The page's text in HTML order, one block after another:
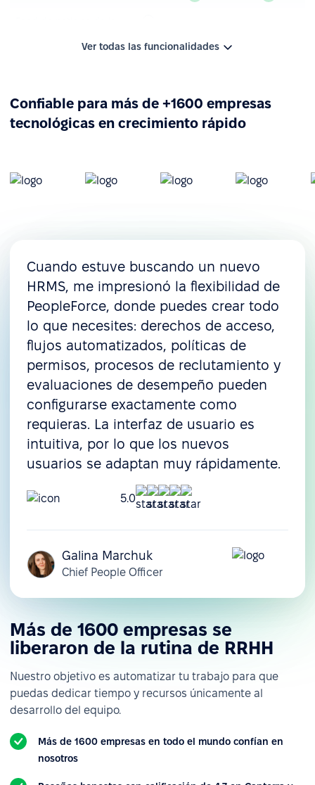
Aplicación móvil
Seguimiento del tiempo
libre
Solicitudes y aprobaciones
Políticas de permisos
personalizadas
Incorporación
Preincorporación (Pre-
boarding)
Onboarding
Desincorporación
Gestión de recursos y operaciones
Gestión de tareas
Gestión de documentos
Plantillas de documentos
Gestión de activos
compensaciones
Personalización
Roles y permisos
Campos de empleado
personalizados
Notificaciones y alertas
personalizadas
Ver todas las funcionalidades
Confiable para más de +1600 empresas
tecnológicas en crecimiento rápido
Cuando estuve buscando un nuevo
HRMS, me impresionó la flexibilidad de
PeopleForce, donde puedes crear todo
lo que necesites: derechos de acceso,
flujos automatizados, políticas de
permisos, procesos de reclutamiento y
evaluaciones de desempeño pueden
configurarse exactamente como
requieras. La interfaz de usuario es
intuitiva, por lo que los nuevos
usuarios se adaptan muy rápidamente.
5.0
Galina Marchuk
Chief People Officer
Más de 1600 empresas se
liberaron de la rutina de RRHH
Nuestro objetivo es automatizar tu trabajo para que
puedas dedicar tiempo y recursos únicamente al
desarrollo del equipo.
Más de 1600 empresas en todo el mundo confían en
nosotros